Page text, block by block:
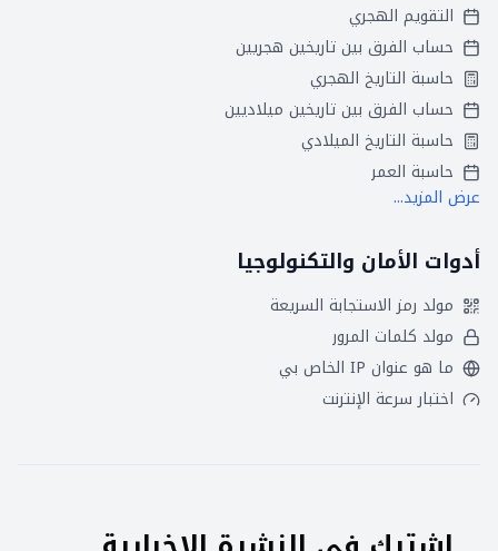
التقويم الهجري
حساب الفرق بين تاريخين هجريين
حاسبة التاريخ الهجري
حساب الفرق بين تاريخين ميلاديين
حاسبة التاريخ الميلادي
حاسبة العمر
عرض المزيد...
أدوات الأمان والتكنولوجيا
مولد رمز الاستجابة السريعة
مولد كلمات المرور
ما هو عنوان IP الخاص بي
اختبار سرعة الإنترنت